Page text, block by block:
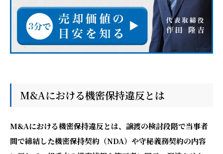
M&Aにおける機密保持違反とは
M&Aにおける機密保持違反とは、譲渡の検討段階で当事者
間で締結した機密保持契約（NDA）や守秘義務契約の内容